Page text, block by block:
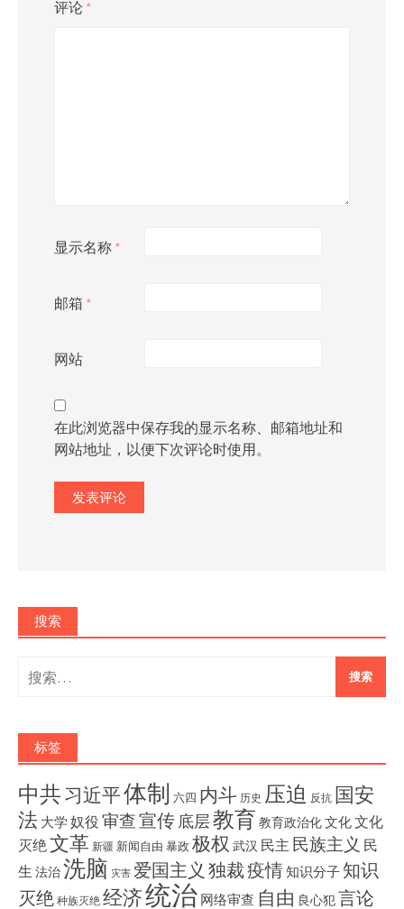
评论 *
显示名称 *
邮箱 *
网站
在此浏览器中保存我的显示名称、邮箱地址和
网站地址，以便下次评论时使用。
搜索
搜
索：
标签
中共习近平体制 六四 内斗 历史 压迫 反抗 国安
法 大学 奴役 审查宣传底层教育 教育政治化文化文化
灭绝文革 新疆 新闻自由 暴政 极权 武汉 民主 民族主义 民
生 法治洗脑 灾害 爱国主义 独裁疫情知识分子 知识
灭绝 种族灭绝 经济统治 网络审查 自由 良心犯言论